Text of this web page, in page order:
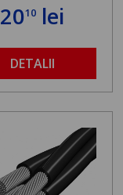
2010 lei
DETALII